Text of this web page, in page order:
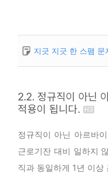
지긋 지긋 한 스팸 문
2.2. 정규직이 아닌
적용이 됩니다.
정규직이 아닌 아르바
근로기잔 대비 일하지
직과 동일하게 1년 이상